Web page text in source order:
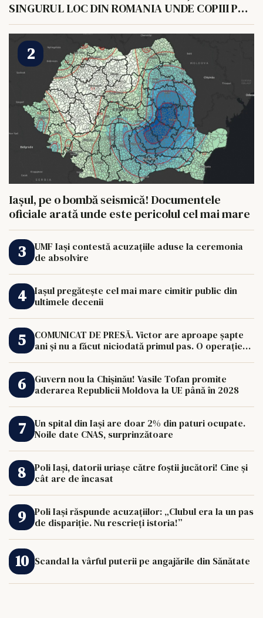
SINGURUL LOC DIN ROMANIA UNDE COPIII POT
HRANI UN ELEFANT
Iașul, pe o bombă seismică! Documentele
oficiale arată unde este pericolul cel mai mare
UMF Iași contestă acuzațiile aduse la ceremonia
de absolvire
Iașul pregătește cel mai mare cimitir public din
ultimele decenii
COMUNICAT DE PRESĂ. Victor are aproape șapte
ani și nu a făcut niciodată primul pas. O operație
Guvern nou la Chișinău! Vasile Tofan promite
aderarea Republicii Moldova la UE până în 2028
Un spital din Iași are doar 2% din paturi ocupate.
Noile date CNAS, surprinzătoare
Poli Iași, datorii uriașe către foștii jucători! Cine și
cât are de încasat
Poli Iași răspunde acuzațiilor: „Clubul era la un pas
de dispariție. Nu rescrieți istoria!”
Scandal la vârful puterii pe angajările din Sănătate